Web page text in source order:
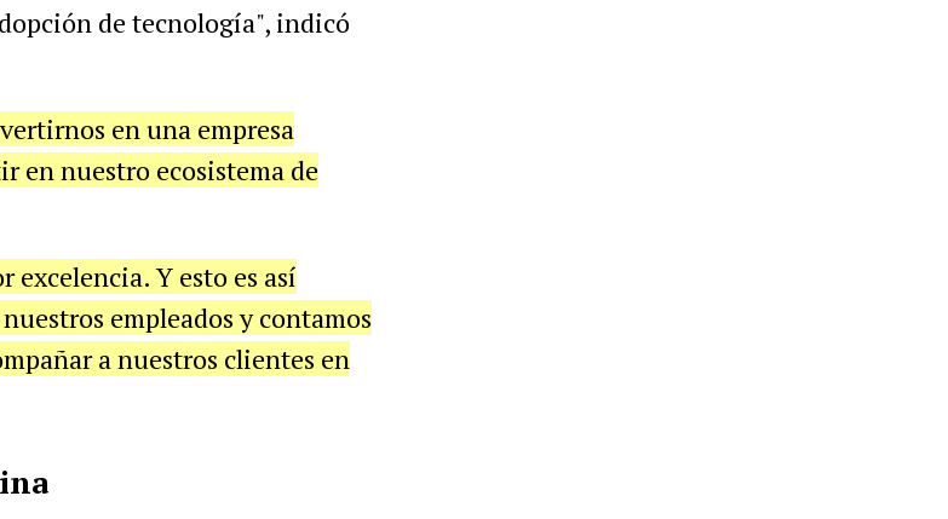
de tecnología", indicó
en una empresa
en nuestro ecosistema de
excelencia. Y esto es así
empleados y contamos
a nuestros clientes en